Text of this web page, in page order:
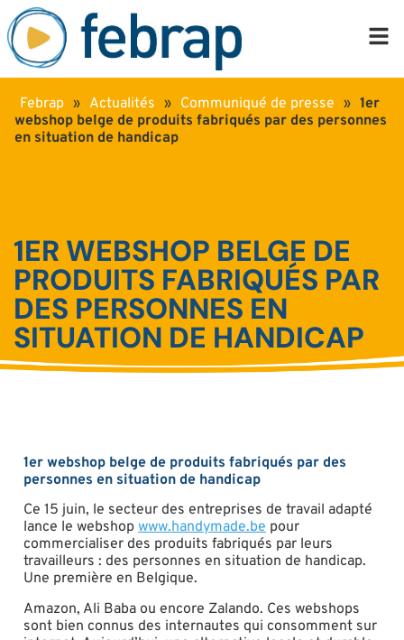
Febrap » Actualités » Communiqué de presse » 1er
webshop belge de produits fabriqués par des personnes
en situation de handicap
1ER WEBSHOP BELGE DE
PRODUITS FABRIQUÉS PAR
DES PERSONNES EN
SITUATION DE HANDICAP
1er webshop belge de produits fabriqués par des
personnes en situation de handicap
Ce 15 juin, le secteur des entreprises de travail adapté
lance le webshop www.handymade.be pour
commercialiser des produits fabriqués par leurs
travailleurs : des personnes en situation de handicap.
Une première en Belgique.
Amazon, Ali Baba ou encore Zalando. Ces webshops
sont bien connus des internautes qui consomment sur